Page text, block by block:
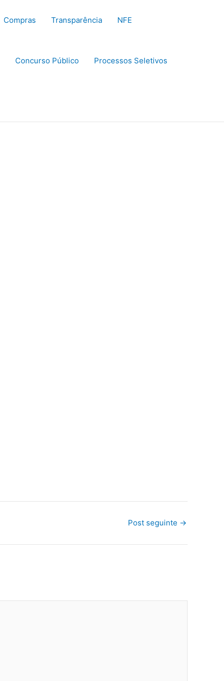
Compras Transparência NFE
Concurso Público Processos Seletivos
Post seguinte →